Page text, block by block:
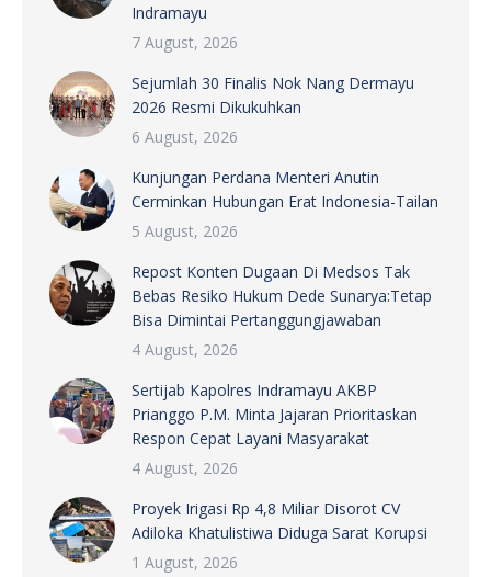
Indramayu
7 August, 2026
Sejumlah 30 Finalis Nok Nang Dermayu
2026 Resmi Dikukuhkan
6 August, 2026
Kunjungan Perdana Menteri Anutin
Cerminkan Hubungan Erat Indonesia-Tailan
5 August, 2026
Repost Konten Dugaan Di Medsos Tak
Bebas Resiko Hukum Dede Sunarya:Tetap
Bisa Dimintai Pertanggungjawaban
4 August, 2026
Sertijab Kapolres Indramayu AKBP
Prianggo P.M. Minta Jajaran Prioritaskan
Respon Cepat Layani Masyarakat
4 August, 2026
Proyek Irigasi Rp 4,8 Miliar Disorot CV
Adiloka Khatulistiwa Diduga Sarat Korupsi
1 August, 2026